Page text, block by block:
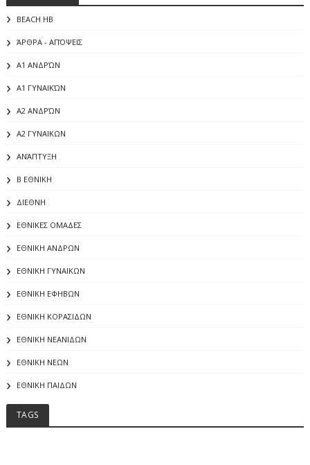
BEACH HB
ΆΡΘΡΑ - ΑΠΌΨΕΙΣ
Α1 ΑΝΔΡΏΝ
Α1 ΓΥΝΑΙΚΏΝ
Α2 ΑΝΔΡΏΝ
Α2 ΓΥΝΑΙΚΩΝ
ΑΝΆΠΤΥΞΗ
Β ΕΘΝΙΚΗ
ΔΙΕΘΝΗ
ΕΘΝΙΚΕΣ ΟΜΑΔΕΣ
ΕΘΝΙΚΗ ΑΝΔΡΩΝ
ΕΘΝΙΚΗ ΓΥΝΑΙΚΩΝ
ΕΘΝΙΚΗ ΕΦΗΒΩΝ
ΕΘΝΙΚΗ ΚΟΡΑΣΙΔΩΝ
ΕΘΝΙΚΗ ΝΕΑΝΙΔΩΝ
ΕΘΝΙΚΗ ΝΕΩΝ
ΕΘΝΙΚΗ ΠΑΙΔΩΝ
TAGS